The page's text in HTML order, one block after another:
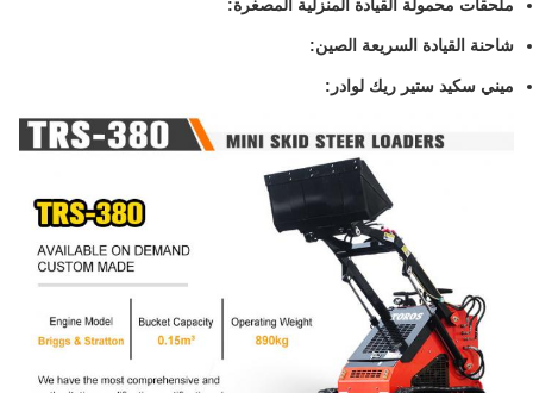
ملحقات محمولة القيادة المنزلية المصغرة:
شاحنة القيادة السريعة الصين:
ميني سكيد ستير ريك لوادر: